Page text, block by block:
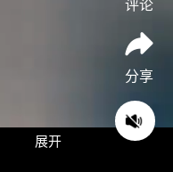
展开
评论
分享